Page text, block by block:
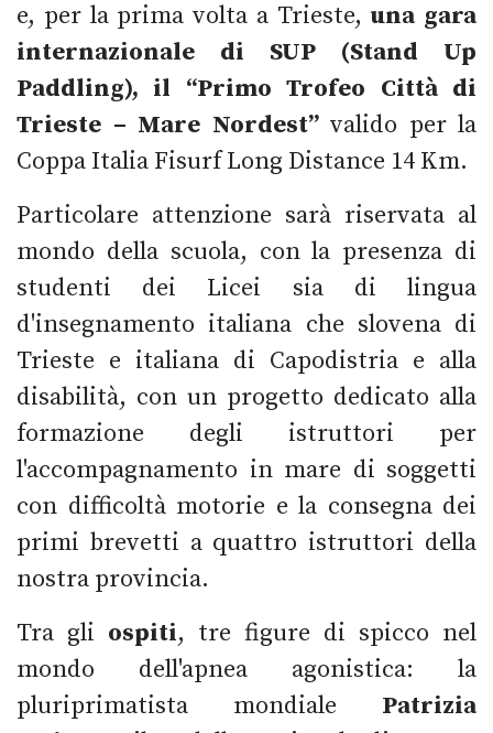
e, per la prima volta a Trieste, una gara
internazionale di SUP (Stand Up
Paddling), il “Primo Trofeo Città di
Trieste – Mare Nordest” valido per la
Coppa Italia Fisurf Long Distance 14 Km.
Particolare attenzione sarà riservata al
mondo della scuola, con la presenza di
studenti dei Licei sia di lingua
d'insegnamento italiana che slovena di
Trieste e italiana di Capodistria e alla
disabilità, con un progetto dedicato alla
formazione degli istruttori per
l'accompagnamento in mare di soggetti
con difficoltà motorie e la consegna dei
primi brevetti a quattro istruttori della
nostra provincia.
Tra gli ospiti, tre figure di spicco nel
mondo dell'apnea agonistica: la
pluriprimatista mondiale Patrizia